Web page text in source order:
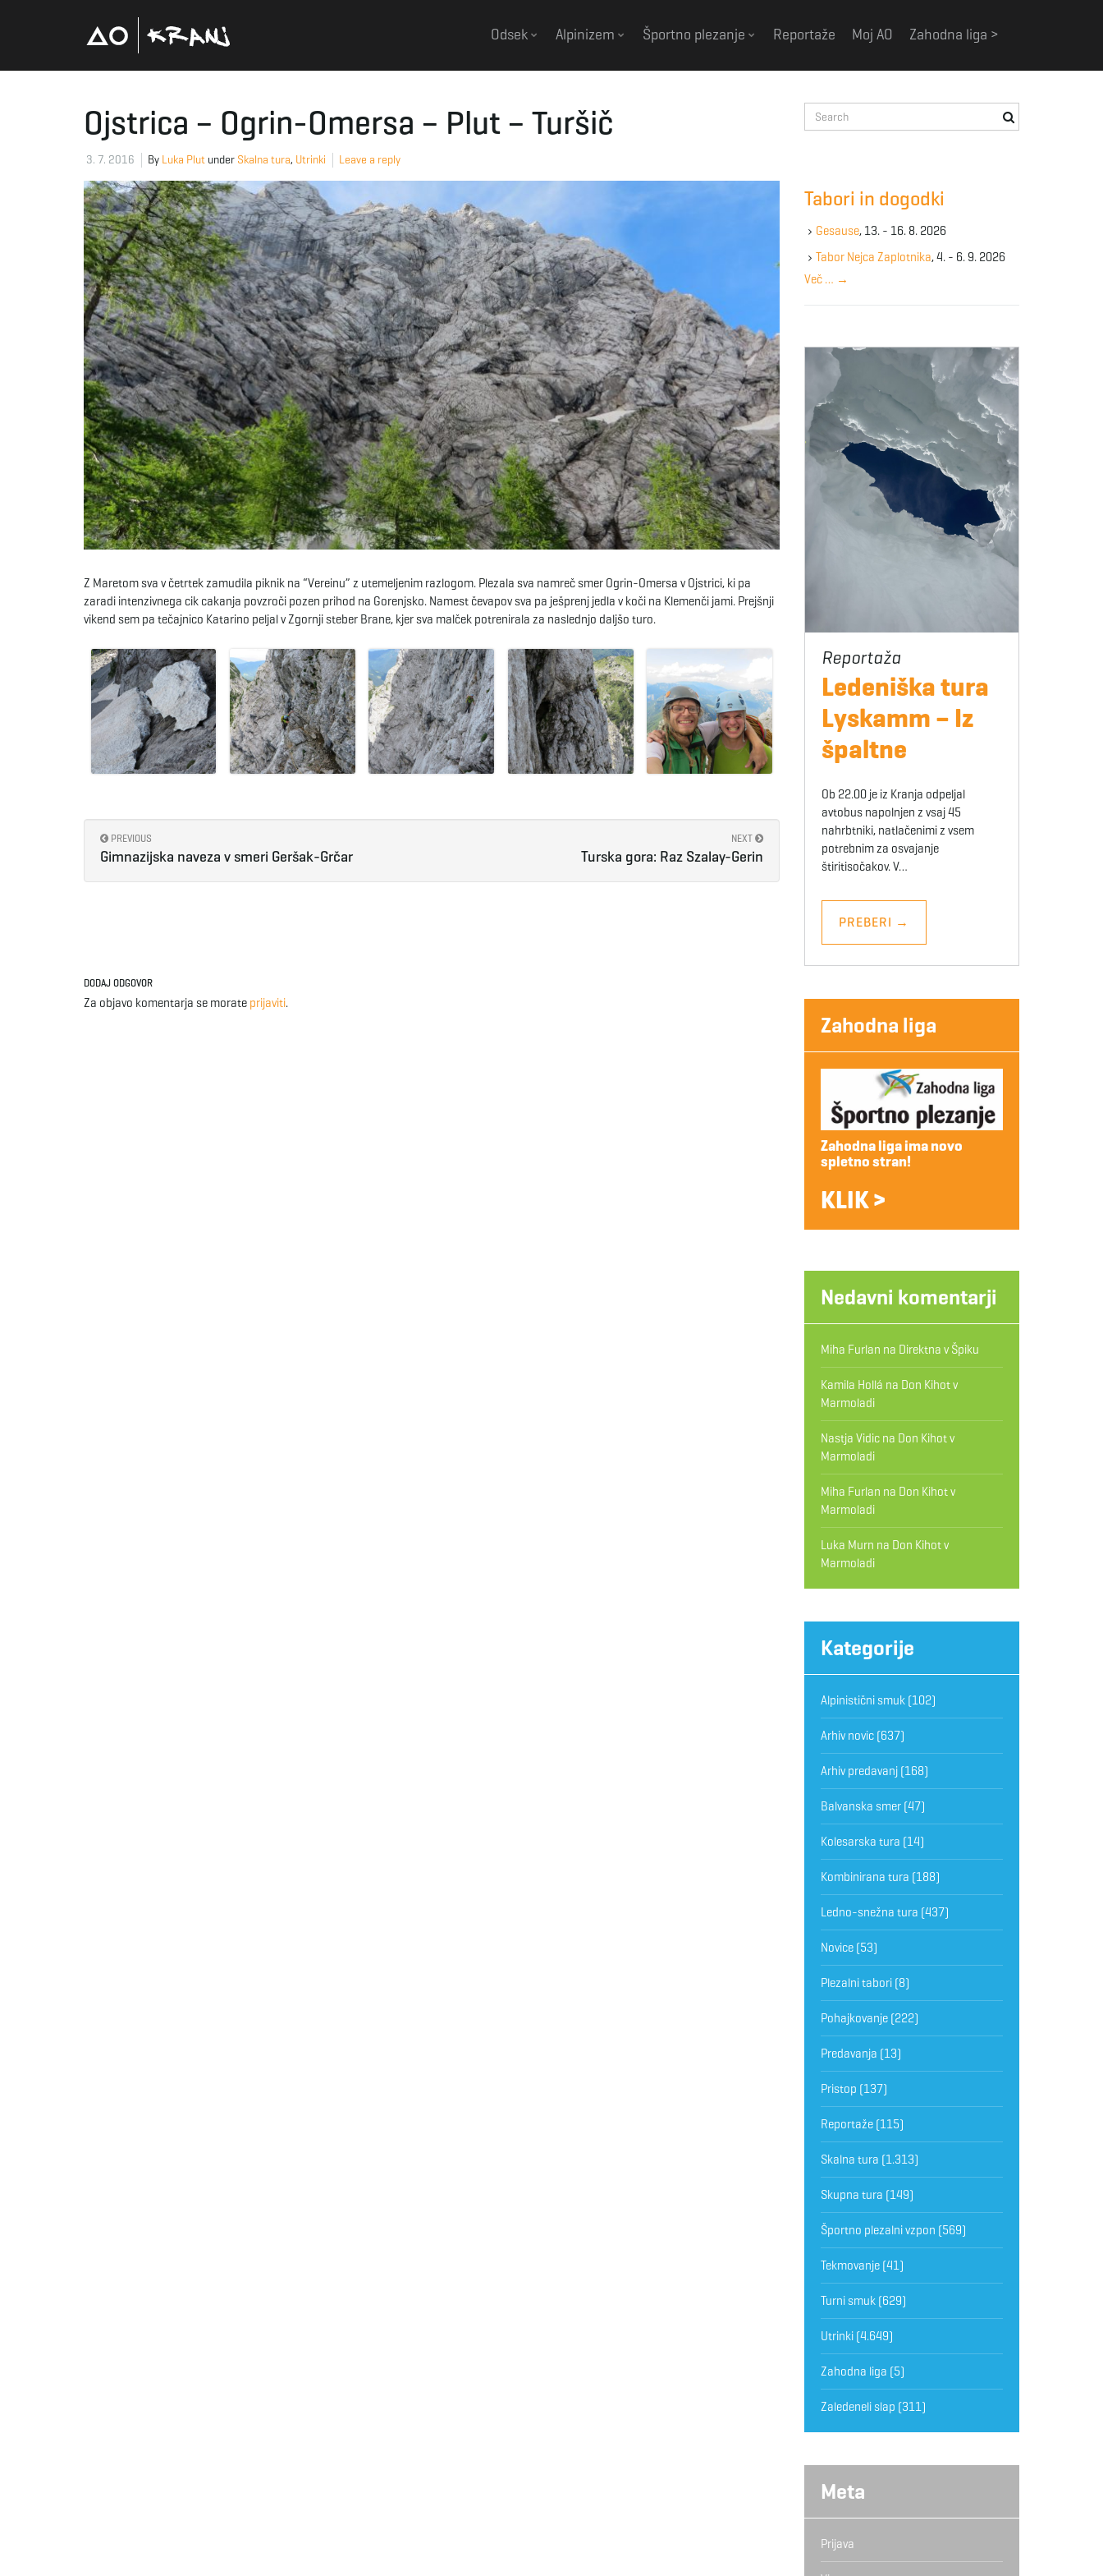
Odsek Alpinizem Športno plezanje Reportaže Moj AO Zahodna liga >
Ojstrica – Ogrin-Omersa – Plut – Turšič
3. 7. 2016 By Luka Plut under Skalna tura, Utrinki Leave a reply
Z Maretom sva v četrtek zamudila piknik na “Vereinu” z utemeljenim razlogom. Plezala sva namreč smer Ogrin-Omersa v Ojstrici, ki pa
zaradi intenzivnega cik cakanja povzroči pozen prihod na Gorenjsko. Namest čevapov sva pa ješprenj jedla v koči na Klemenči jami. Prejšnji
vikend sem pa tečajnico Katarino peljal v Zgornji steber Brane, kjer sva malček potrenirala za naslednjo daljšo turo.
PREVIOUS
Gimnazijska naveza v smeri Geršak-Grčar
NEXT
Turska gora: Raz Szalay-Gerin
DODAJ ODGOVOR
Za objavo komentarja se morate prijaviti.
e
e
y
w
r
Tabori in dogodki
Gesause, 13. - 16. 8. 2026
Tabor Nejca Zaplotnika, 4. - 6. 9. 2026
Več … →
Ledeniška tura
Lyskamm – Iz
špaltne
Ob 22.00 je iz Kranja odpeljal
avtobus napolnjen z vsaj 45
nahrbtniki, natlačenimi z vsem
potrebnim za osvajanje
štiritisočakov. V…
PREBERI →
Zahodna liga
Zahodna liga ima novo
spletno stran!
KLIK >
Nedavni komentarji
Miha Furlan na Direktna v Špiku
Kamila Hollá na Don Kihot v
Marmoladi
Nastja Vidicna Don Kihot v
Marmoladi
Miha Furlan na Don Kihot v
Marmoladi
Luka Murn na Don Kihot v
Marmoladi
Kategorije
Alpinistični smuk(102)
Arhiv novic(637)
Arhiv predavanj(168)
Balvanska smer(47)
Kolesarska tura (14)
Kombinirana tura (188)
Ledno-snežna tura (437)
Novice(53)
Plezalni tabori(8)
Pohajkovanje(222)
Predavanja (13)
Pristop (137)
Reportaže(115)
Skalna tura (1.313)
Skupna tura (149)
Športno plezalni vzpon (569)
Tekmovanje(41)
Turni smuk(629)
Utrinki(4.649)
Zahodna liga (5)
Zaledeneli slap (311)
Meta
Prijava